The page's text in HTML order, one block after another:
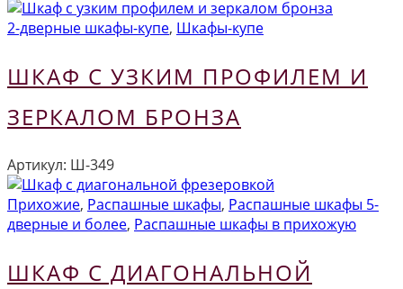
2-дверные шкафы-купе, Шкафы-купе
ШКАФ С УЗКИМ ПРОФИЛЕМ И
ЗЕРКАЛОМ БРОНЗА
Артикул: Ш-349
Прихожие, Распашные шкафы, Распашные шкафы 5-
дверные и более, Распашные шкафы в прихожую
ШКАФ С ДИАГОНАЛЬНОЙ